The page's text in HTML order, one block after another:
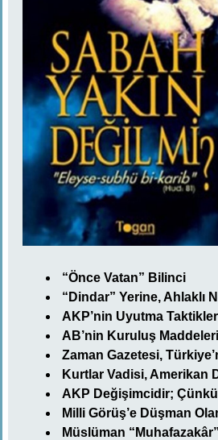
“Önce Vatan” Bilinci
“Dindar” Yerine, Ahlaklı
AKP’nin Uyutma
AB’nin Kuruluş
Zaman Gazetesi,
Kurtlar Vadisi, Amerikan
AKP Değişimcidir;
Milli Görüş’e Düşman
Müslüman